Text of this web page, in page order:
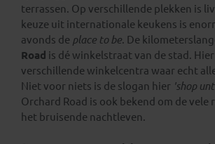
terrassen. Op verschillende plekken is
keuze uit internationale keukens is
avonds de place to be. De
Road is dé winkelstraat van de stad.
verschillende winkelcentra waar echt
Niet voor niets is de slogan hier 'shop
Orchard Road is ook bekend om de vele
het bruisende nachtleven.